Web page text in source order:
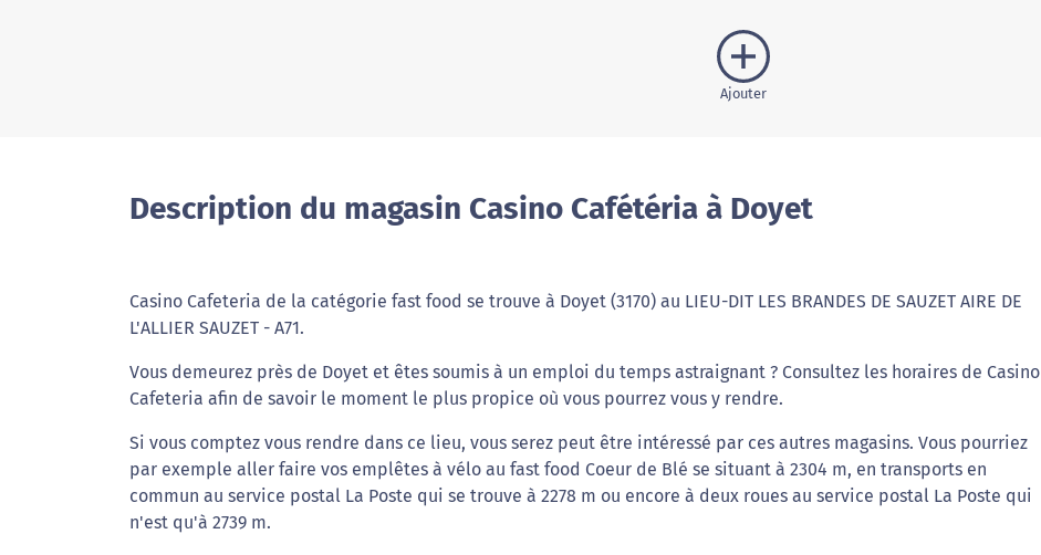
Ajouter
Description du magasin Casino Cafétéria à Doyet
Casino Cafeteria de la catégorie fast food se trouve à Doyet (3170) au LIEU-DIT LES BRANDES DE SAUZET AIRE DE
L'ALLIER SAUZET - A71.
Vous demeurez près de Doyet et êtes soumis à un emploi du temps astraignant ? Consultez les horaires de Casino
Cafeteria afin de savoir le moment le plus propice où vous pourrez vous y rendre.
Si vous comptez vous rendre dans ce lieu, vous serez peut être intéressé par ces autres magasins. Vous pourriez
par exemple aller faire vos emplêtes à vélo au fast food Coeur de Blé se situant à 2304 m, en transports en
commun au service postal La Poste qui se trouve à 2278 m ou encore à deux roues au service postal La Poste qui
n'est qu'à 2739 m.